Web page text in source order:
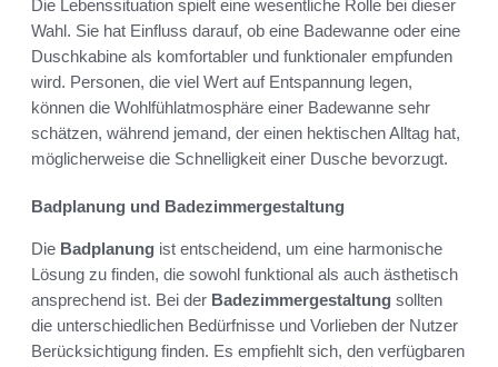
Die Lebenssituation spielt eine wesentliche Rolle bei dieser
Wahl. Sie hat Einfluss darauf, ob eine Badewanne oder eine
Duschkabine als komfortabler und funktionaler empfunden
wird. Personen, die viel Wert auf Entspannung legen,
können die Wohlfühlatmosphäre einer Badewanne sehr
schätzen, während jemand, der einen hektischen Alltag hat,
möglicherweise die Schnelligkeit einer Dusche bevorzugt.
Badplanung und Badezimmergestaltung
Die Badplanung ist entscheidend, um eine harmonische
Lösung zu finden, die sowohl funktional als auch ästhetisch
ansprechend ist. Bei der Badezimmergestaltung sollten
die unterschiedlichen Bedürfnisse und Vorlieben der Nutzer
Berücksichtigung finden. Es empfiehlt sich, den verfügbaren